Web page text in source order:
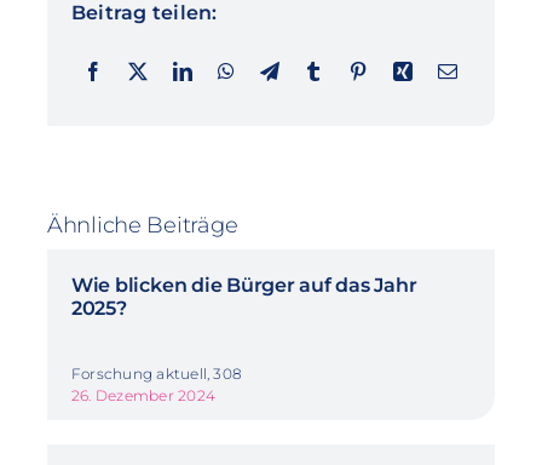
Beitrag teilen:
Ähnliche Beiträge
Wie blicken die Bürger auf das Jahr
2025?
Forschung aktuell, 308
26. Dezember 2024